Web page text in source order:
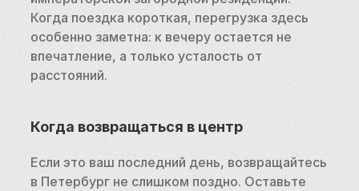
Когда поездка короткая, перегрузка здесь
особенно заметна: к вечеру остается не
впечатление, а только усталость от
расстояний.
Когда возвращаться в центр
Если это ваш последний день, возвращайтесь
в Петербург не слишком поздно. Оставьте